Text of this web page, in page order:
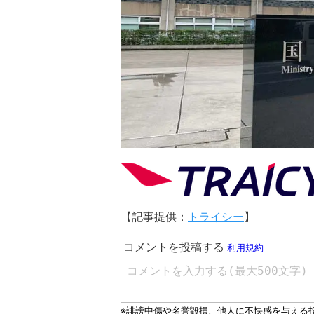
【記事提供： トライシー 】